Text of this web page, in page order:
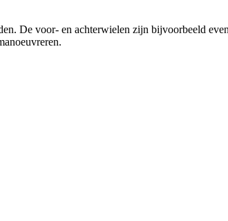
De voor- en achterwielen zijn bijvoorbeeld